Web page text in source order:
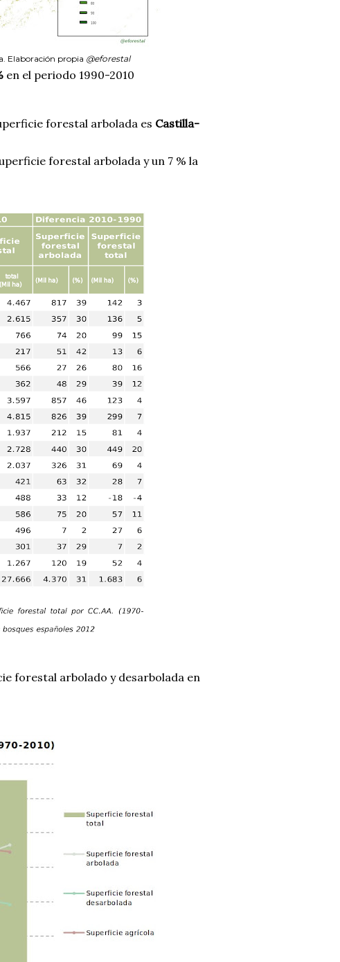
Elaboración propia @eforestal
en el periodo 1990-2010
forestal arbolada es Castilla-
forestal arbolada y un 7 % la
forestal arbolado y desarbolada en